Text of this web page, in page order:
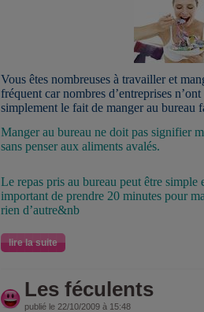
Vous êtes nombreuses à travailler et
fréquent car nombres d’entreprises
simplement le fait de manger au bureau
Manger au bureau ne doit pas signifier
sans penser aux aliments avalés.
Le repas pris au bureau peut être
important de prendre 20 minutes pour
rien d’autre&nb
lire la suite
Les féculents
publié le 22/10/2009 à 15:48